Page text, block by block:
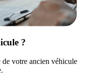
?
votre ancien véhicule